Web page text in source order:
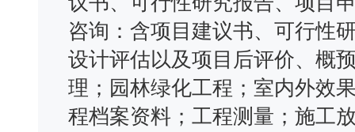
咨询：含项目建议书、可行性
设计评估以及项目后评价、概
理；园林绿化工程；室内外效
程档案资料；工程测量；施工